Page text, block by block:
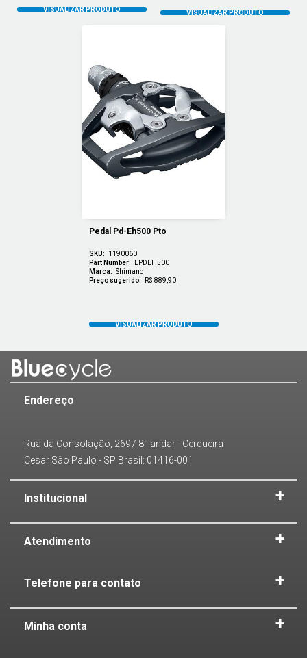
Pedal Pd-Eh500 Pto
SKU:
1190060
Part Number:
EPDEH500
Marca: Shimano
Preço sugerido:
R$ 889,90
Endereço
Rua da Consolação, 2697 8° andar - Cerqueira
Cesar São Paulo - SP Brasil: 01416-001
Institucional
Atendimento
Telefone para contato
Minha conta